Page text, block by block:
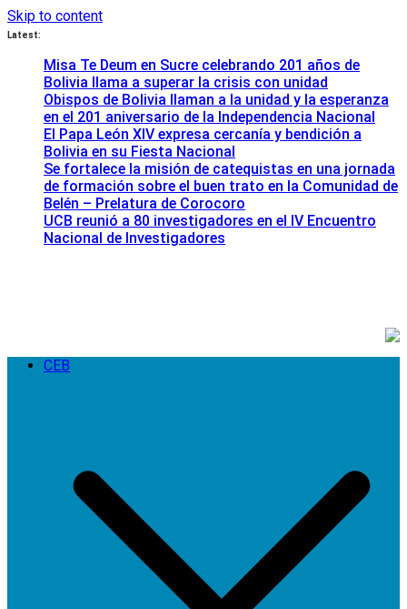
Skip to content
Latest:
Misa Te Deum en Sucre celebrando 201 años de
Bolivia llama a superar la crisis con unidad
Obispos de Bolivia llaman a la unidad y la esperanza
en el 201 aniversario de la Independencia Nacional
El Papa León XIV expresa cercanía y bendición a
Bolivia en su Fiesta Nacional
Se fortalece la misión de catequistas en una jornada
de formación sobre el buen trato en la Comunidad de
Belén – Prelatura de Corocoro
UCB reunió a 80 investigadores en el IV Encuentro
Nacional de Investigadores
CEB